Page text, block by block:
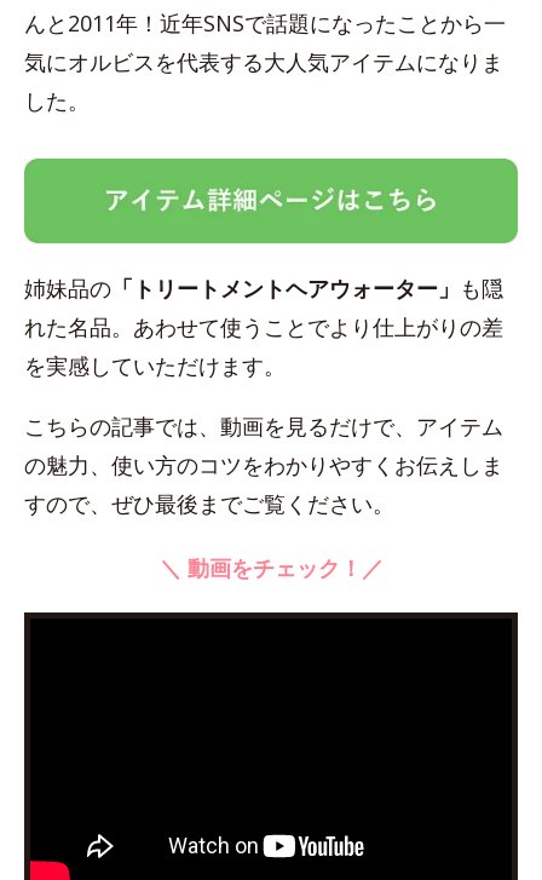
んと2011年！近年SNSで話題になったことから一
気にオルビスを代表する大人気アイテムになりま
した。
姉妹品の 「トリートメントヘアウォーター」 も隠
れた名品。あわせて使うことでより仕上がりの差
を実感していただけます。
こちらの記事では、動画を見るだけで、アイテム
の魅力、使い方のコツをわかりやすくお伝えしま
すので、ぜひ最後までご覧ください。
＼ 動画をチェック！／